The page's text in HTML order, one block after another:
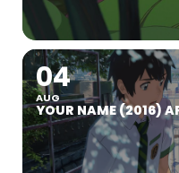
04
AUG
YOUR NAME (2016)